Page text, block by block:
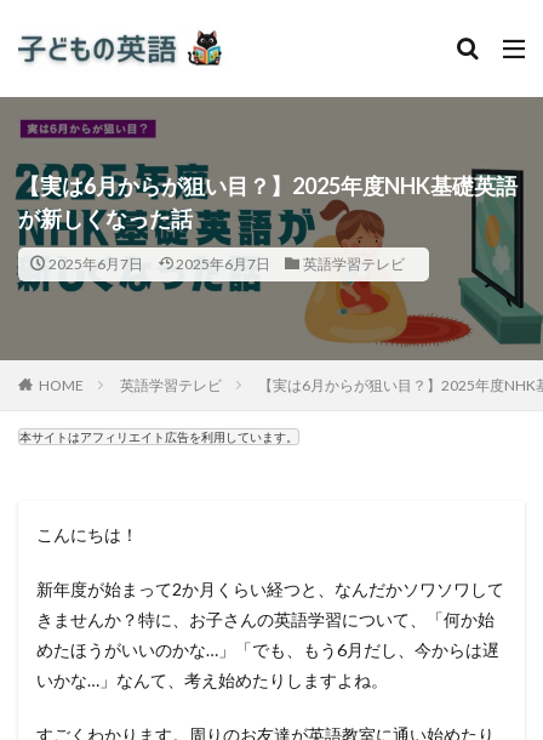
【実は6月からが狙い目？】2025年度NHK基礎英語
が新しくなった話
2025年6月7日 2025年6月7日 英語学習テレビ
HOME 英語学習テレビ 【実は6月からが狙い目？】2025年度
本サイトはアフィリエイト広告を利用しています。
こんにちは！
新年度が始まって2か月くらい経つと、なんだかソワソワして
きませんか？特に、お子さんの英語学習について、「何か始
めたほうがいいのかな…」「でも、もう6月だし、今からは遅
いかな…」なんて、考え始めたりしますよね。
すごくわかります。周りのお友達が英語教室に通い始めたり